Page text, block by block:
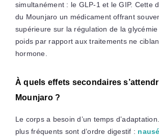
simultanément : le GLP-1 et le GIP. Cette
du Mounjaro un médicament offrant
supérieure sur la régulation de la
poids par rapport aux traitements ne
hormone.
À quels effets secondaires
Mounjaro ?
Le corps a besoin d’un temps
plus fréquents sont d’ordre digestif :